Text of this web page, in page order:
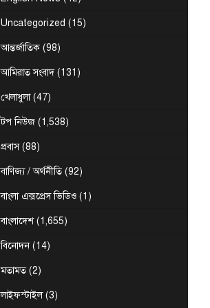
Uncategorized (15)
আন্তর্জাতিক (98)
আমিরাত সংবাদ(131)
খেলাধুলা(47)
টপ নিউজ (1,538)
প্রবাস(88)
বাণিজ্য / অর্থনীতি (92)
বাংলা এক্সপ্রেস ভিডিও (1)
বাংলাদেশ(1,655)
বিনোদন (14)
মতামত (2)
লাইফস্টাইল(3)